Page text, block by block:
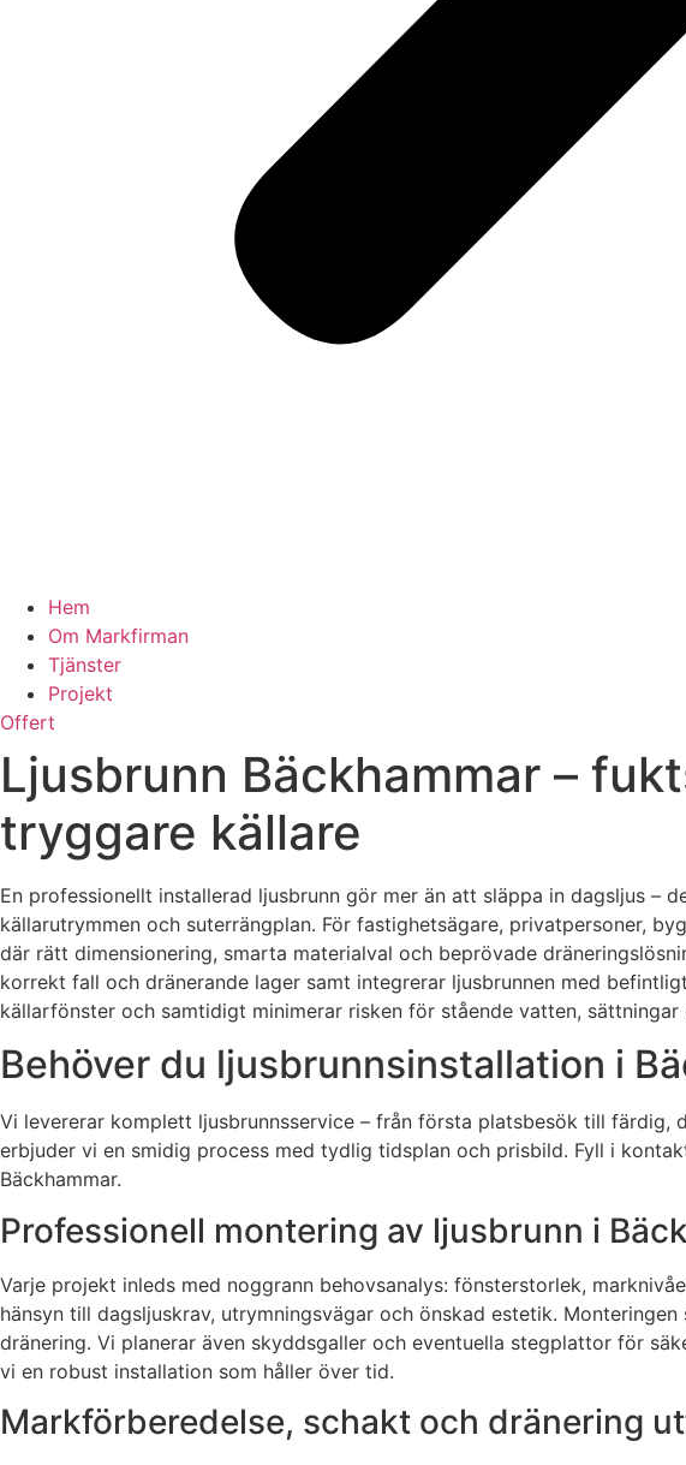
Hem
Om Markfirman
Tjänster
Projekt
Offert
Ljusbrunn Bäckhammar –
tryggare källare
En professionellt installerad ljusbrunn gör mer än att släppa in dagsljus
källarutrymmen och suterrängplan. För fastighetsägare, privatpersoner,
där rätt dimensionering, smarta materialval och beprövade
korrekt fall och dränerande lager samt integrerar ljusbrunnen med
källarfönster och samtidigt minimerar risken för stående vatten,
Behöver du ljusbrunnsinstallation i
Vi levererar komplett ljusbrunnsservice – från första platsbesök till
erbjuder vi en smidig process med tydlig tidsplan och prisbild. Fyll i
Bäckhammar.
Professionell montering av ljusbrunn i
Varje projekt inleds med noggrann behovsanalys: fönsterstorlek,
hänsyn till dagsljuskrav, utrymningsvägar och önskad estetik.
dränering. Vi planerar även skyddsgaller och eventuella stegplattor för
vi en robust installation som håller över tid.
Markförberedelse, schakt och dränering